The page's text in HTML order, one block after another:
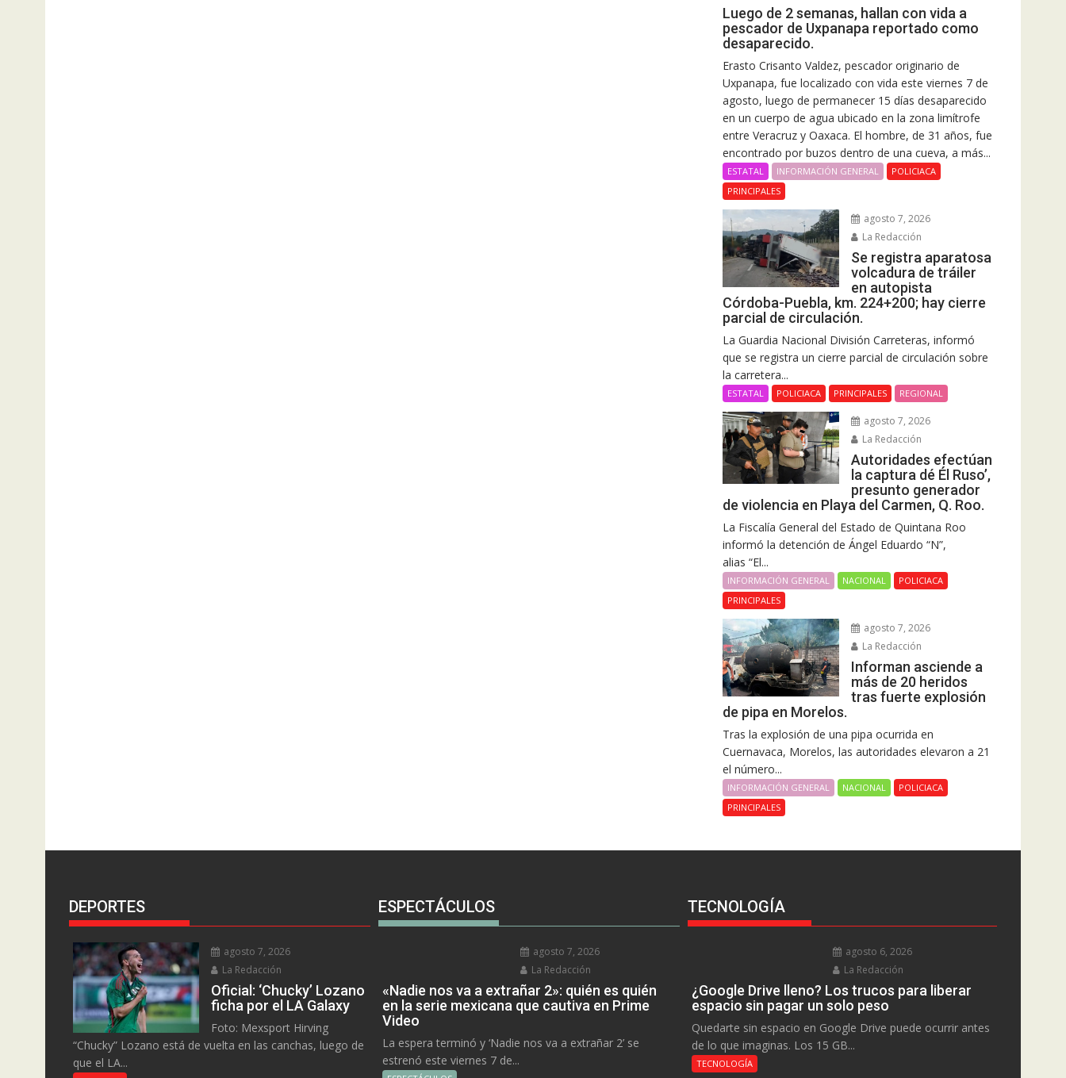
Luego de 2 semanas, hallan con vida a
pescador de Uxpanapa reportado como
desaparecido.
Erasto Crisanto Valdez, pescador originario de
Uxpanapa, fue localizado con vida este viernes 7 de
agosto, luego de permanecer 15 días desaparecido
en un cuerpo de agua ubicado en la zona limítrofe
entre Veracruz y Oaxaca. El hombre, de 31 años, fue
encontrado por buzos dentro de una cueva, a más...
ESTATAL INFORMACIÓN GENERAL
POLICIACA
PRINCIPALES
agosto 7, 2026
La Redacción
Se registra aparatosa
volcadura de tráiler
en autopista
Córdoba-Puebla, km. 224+200; hay cierre
parcial de circulación.
La Guardia Nacional División Carreteras, informó
que se registra un cierre parcial de circulación sobre
la carretera...
ESTATAL POLICIACA PRINCIPALES REGIONAL
agosto 7, 2026
La Redacción
Autoridades efectúan
la captura dé Él Ruso’,
presunto generador
de violencia en Playa del Carmen, Q. Roo.
La Fiscalía General del Estado de Quintana Roo
informó la detención de Ángel Eduardo “N”,
alias “El...
INFORMACIÓN GENERAL NACIONAL
POLICIACA
PRINCIPALES
agosto 7, 2026
La Redacción
Informan asciende a
más de 20 heridos
tras fuerte explosión
de pipa en Morelos.
Tras la explosión de una pipa ocurrida en
Cuernavaca, Morelos, las autoridades elevaron a 21
el número...
INFORMACIÓN GENERAL NACIONAL
POLICIACA
PRINCIPALES
DEPORTES
agosto 7, 2026
La Redacción
Oficial: ‘Chucky’ Lozano
ficha por el LA Galaxy
Foto: Mexsport Hirving
“Chucky” Lozano está de vuelta en las canchas, luego de
que el LA...
ESPECTÁCULOS
agosto 7, 2026
La Redacción
«Nadie nos va a extrañar 2»: quién es quién
en la serie mexicana que cautiva en Prime
Video
La espera terminó y ‘Nadie nos va a extrañar 2’ se
estrenó este viernes 7 de...
TECNOLOGÍA
agosto 6, 2026
La Redacción
¿Google Drive lleno? Los trucos para liberar
espacio sin pagar un solo peso
Quedarte sin espacio en Google Drive puede ocurrir antes
de lo que imaginas. Los 15 GB...
TECNOLOGÍA